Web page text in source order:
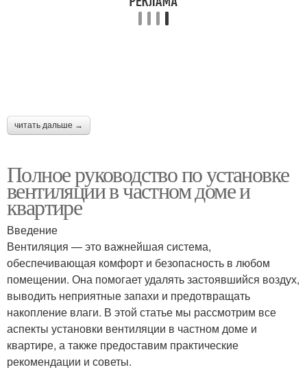
читать дальше →
Полное руководство по установке
вентиляции в частном доме и
квартире
Введение
Вентиляция — это важнейшая система,
обеспечивающая комфорт и безопасность в любом
помещении. Она помогает удалять застоявшийся воздух,
выводить неприятные запахи и предотвращать
накопление влаги. В этой статье мы рассмотрим все
аспекты установки вентиляции в частном доме и
квартире, а также предоставим практические
рекомендации и советы.